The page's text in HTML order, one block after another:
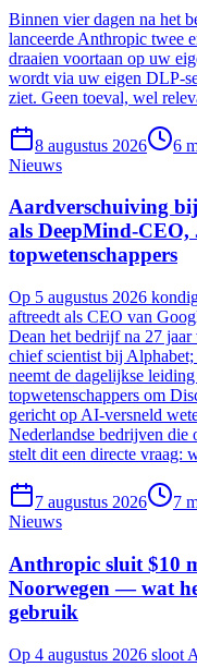
Binnen vier dagen na het
lanceerde Anthropic twee
draaien voortaan op uw
wordt via uw eigen DLP-
ziet. Geen toeval, wel
8 augustus 2026 6
Nieuws
Aardverschuiving
als DeepMind-
topwetenschappers
Op 5 augustus 2026
aftreedt als CEO van
Dean het bedrijf na 27
chief scientist bij
neemt de dagelijkse
topwetenschappers om
gericht op AI-versneld
Nederlandse bedrijven
stelt dit een directe vraag:
7 augustus 2026 7
Nieuws
Anthropic sluit $10
Noorwegen — wat
gebruik
Op 4 augustus 2026 sloot